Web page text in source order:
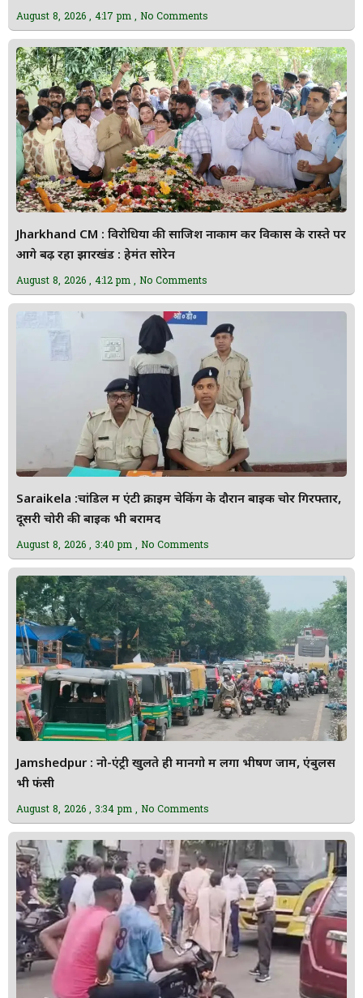
August 8, 2026 4:17 pm No Comments
Jharkhand CM : विरोधियों की साजिश नाकाम कर विकास के रास्ते पर
आगे बढ़ रहा झारखंड : हेमंत सोरेन
August 8, 2026 4:12 pm No Comments
Saraikela :चांडिल में एंटी क्राइम चेकिंग के दौरान बाइक चोर गिरफ्तार,
दूसरी चोरी की बाइक भी बरामद
August 8, 2026 3:40 pm No Comments
Jamshedpur : नो-एंट्री खुलते ही मानगो में लगा भीषण जाम, एंबुलेंस
भी फंसी
August 8, 2026 3:34 pm No Comments